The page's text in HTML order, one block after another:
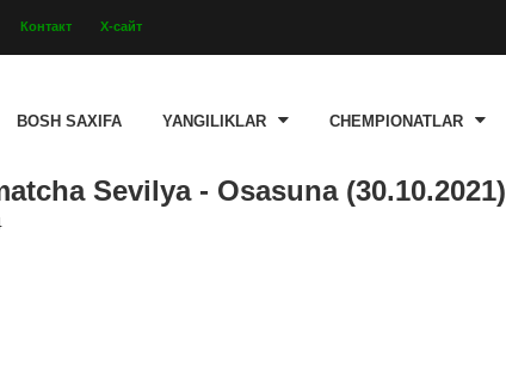
Контакт Х-сайт
BOSH SAXIFA YANGILIKLAR CHEMPIONATLAR
Sevilya - Osasuna (30.10.2021)